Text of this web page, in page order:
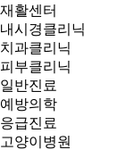
재활센터
내시경클리닉
치과클리닉
피부클리닉
일반진료
예방의학
응급진료
고양이병원